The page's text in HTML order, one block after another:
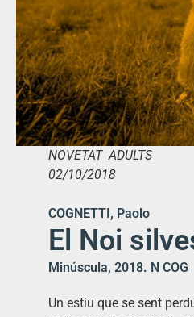
NOVETAT ADULTS
02/10/2018
COGNETTI, Paolo
El Noi
Minúscula, 2018. N COG
Un estiu que se sent